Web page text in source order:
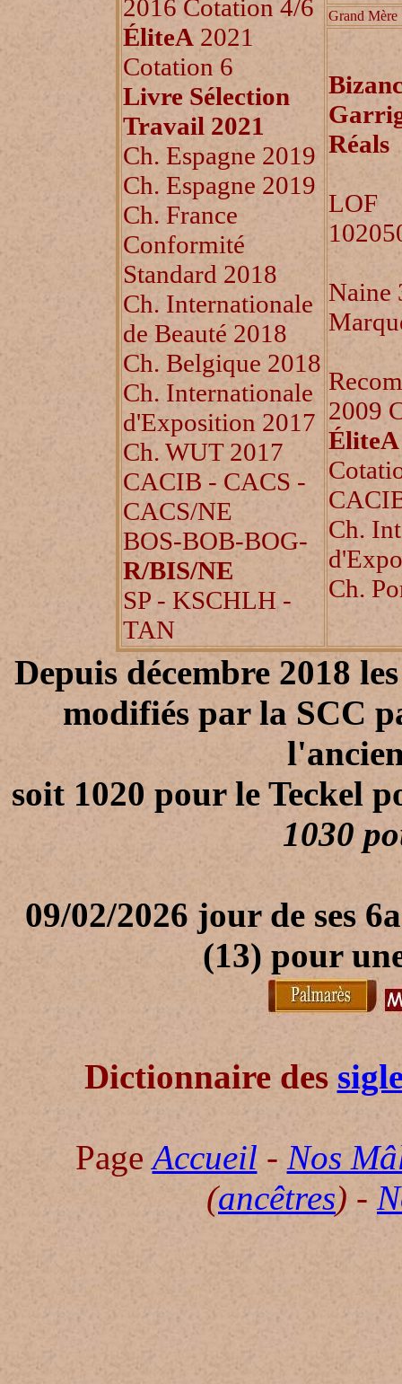
2016 Cotation 4/6
ÉliteA2021
Cotation 6
Livre Sélection
Travail 2021
Ch. Espagne 2019
Ch. Espagne 2019
Ch. France
Conformité
Standard 2018
Ch. Internationale
de Beauté 2018
Ch. Belgique 2018
Ch. Internationale
d'Exposition 2017
Ch. WUT 2017
CACIB - CACS -
CACS/NE
BOS-BOB-BOG-
R/BIS/NE
SP - KSCHLH -
TAN
Grand Mère
Réals
LOF
Naine
2009
ÉliteA
Ch.
Ch.
Depuis décembre 2018
modifiés par la SCC
soit 1020 pour le Teckel
1030
09/02/2026 jour de ses
(13) pour
Dictionnaire des
PageAccueil - Nos
(ancêtres) -